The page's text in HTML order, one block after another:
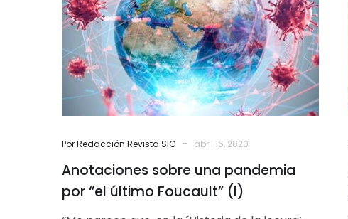
por
“el
último
Foucault”
(I)
Por Redacción Revista SIC - abril 16, 2020
Anotaciones sobre una pandemia
por “el último Foucault” (I)